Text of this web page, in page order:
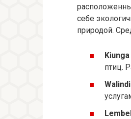
себе
природой.
птиц.